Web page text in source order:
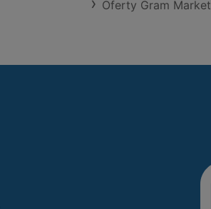
Oferty Gram Market